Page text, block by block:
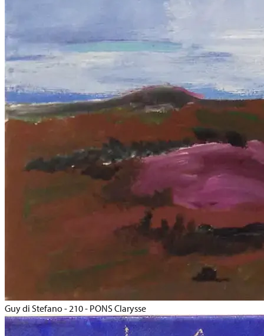
Guy di Stefano - 210 - PONS Clarysse